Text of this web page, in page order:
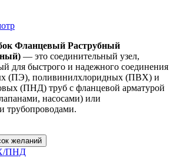
Фланцевый Раструбный
— это соединительный узел,
для быстрого и надежного соединения
(ПЭ), поливинилхлоридных (ПВХ) и
(ПНД) труб с фланцевой арматурой
насосами) или
трубопроводами.
желаний
ПНД